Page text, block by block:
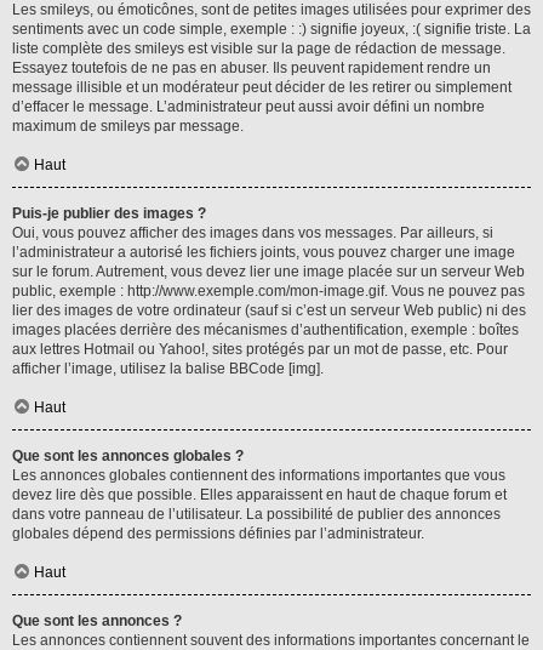
Les smileys, ou émoticônes, sont de petites images utilisées pour exprimer des
sentiments avec un code simple, exemple : :) signifie joyeux, :( signifie triste. La
liste complète des smileys est visible sur la page de rédaction de message.
Essayez toutefois de ne pas en abuser. Ils peuvent rapidement rendre un
message illisible et un modérateur peut décider de les retirer ou simplement
d’effacer le message. L’administrateur peut aussi avoir défini un nombre
maximum de smileys par message.
Haut
Puis-je publier des images ?
Oui, vous pouvez afficher des images dans vos messages. Par ailleurs, si
l’administrateur a autorisé les fichiers joints, vous pouvez charger une image
sur le forum. Autrement, vous devez lier une image placée sur un serveur Web
public, exemple : http://www.exemple.com/mon-image.gif. Vous ne pouvez pas
lier des images de votre ordinateur (sauf si c’est un serveur Web public) ni des
images placées derrière des mécanismes d’authentification, exemple : boîtes
aux lettres Hotmail ou Yahoo!, sites protégés par un mot de passe, etc. Pour
afficher l’image, utilisez la balise BBCode [img].
Haut
Que sont les annonces globales ?
Les annonces globales contiennent des informations importantes que vous
devez lire dès que possible. Elles apparaissent en haut de chaque forum et
dans votre panneau de l’utilisateur. La possibilité de publier des annonces
globales dépend des permissions définies par l’administrateur.
Haut
Que sont les annonces ?
Les annonces contiennent souvent des informations importantes concernant le